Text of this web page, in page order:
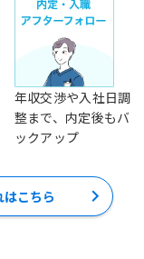
年収交渉や入社日調
整まで、内定後もバ
ックアップ
こちら